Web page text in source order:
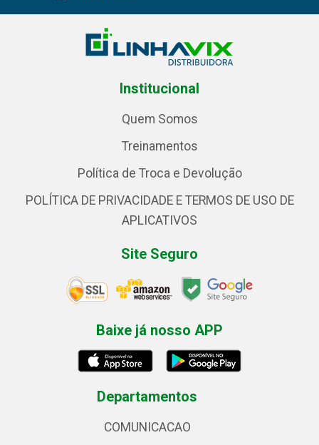
Institucional
Quem Somos
Treinamentos
Política de Troca e Devolução
POLÍTICA DE PRIVACIDADE E TERMOS DE USO DE
APLICATIVOS
Site Seguro
Baixe já nosso APP
Departamentos
COMUNICACAO